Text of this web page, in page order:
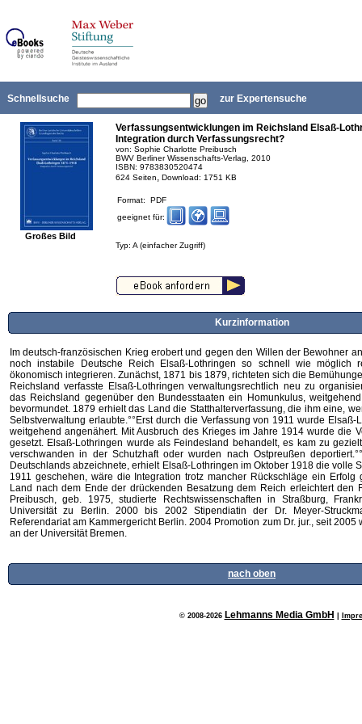
Schnellsuche zur Expertensuche
Großes Bild
Verfassungsentwicklungen im Reichsland Elsaß-
Integration durch Verfassungsrecht?
von: Sophie Charlotte Preibusch
BWV Berliner Wissenschafts-Verlag, 2010
ISBN: 9783830520474
624 Seiten, Download: 1751 KB
Format: PDF
geeignet für:
Typ: A (einfacher Zugriff)
Kurzinformation
Im deutsch-französischen Krieg erobert und gegen den Willen der Bewohner
noch instabile Deutsche Reich Elsaß-Lothringen so schnell wie möglich
ökonomisch integrieren. Zunächst, 1871 bis 1879, richteten sich die
Reichsland verfasste Elsaß-Lothringen verwaltungsrechtlich neu zu
das Reichsland gegenüber den Bundesstaaten ein Homunkulus,
bevormundet. 1879 erhielt das Land die Statthalterverfassung, die ihm eine,
Selbstverwaltung erlaubte.°°Erst durch die Verfassung von 1911 wurde
weitgehend angenähert. Mit Ausbruch des Krieges im Jahre 1914 wurde die
gesetzt. Elsaß-Lothringen wurde als Feindesland behandelt, es kam zu
verschwanden in der Schutzhaft oder wurden nach Ostpreußen
Deutschlands abzeichnete, erhielt Elsaß-Lothringen im Oktober 1918 die volle
1911 geschehen, wäre die Integration trotz mancher Rückschläge ein Erfolg
Land nach dem Ende der drückenden Besatzung dem Reich erleichtert den
Preibusch, geb. 1975, studierte Rechtswissenschaften in Straßburg,
Universität zu Berlin. 2000 bis 2002 Stipendiatin der Dr. Meyer-
Referendariat am Kammergericht Berlin. 2004 Promotion zum Dr. jur., seit
an der Universität Bremen.
nach oben
© 2008-2026 Lehmanns Media GmbH